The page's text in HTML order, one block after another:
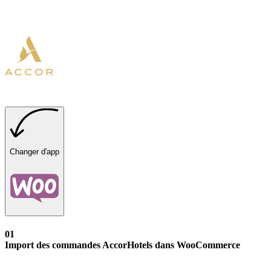
Changer d'app
01
Import des commandes AccorHotels dans WooCommerce